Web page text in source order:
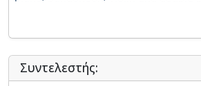
το Baden-Baden και το
διδάσκει στο Τμήμα Μουσικής
του Πανεπιστημίου Μακεδονία στη
Συντελεστής: